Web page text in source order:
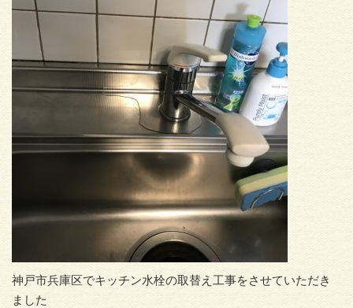
神戸市兵庫区でキッチン水栓の取替え工事をさせていただき
ました